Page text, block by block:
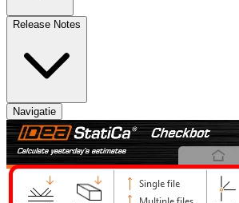
Release Notes
Navigatie